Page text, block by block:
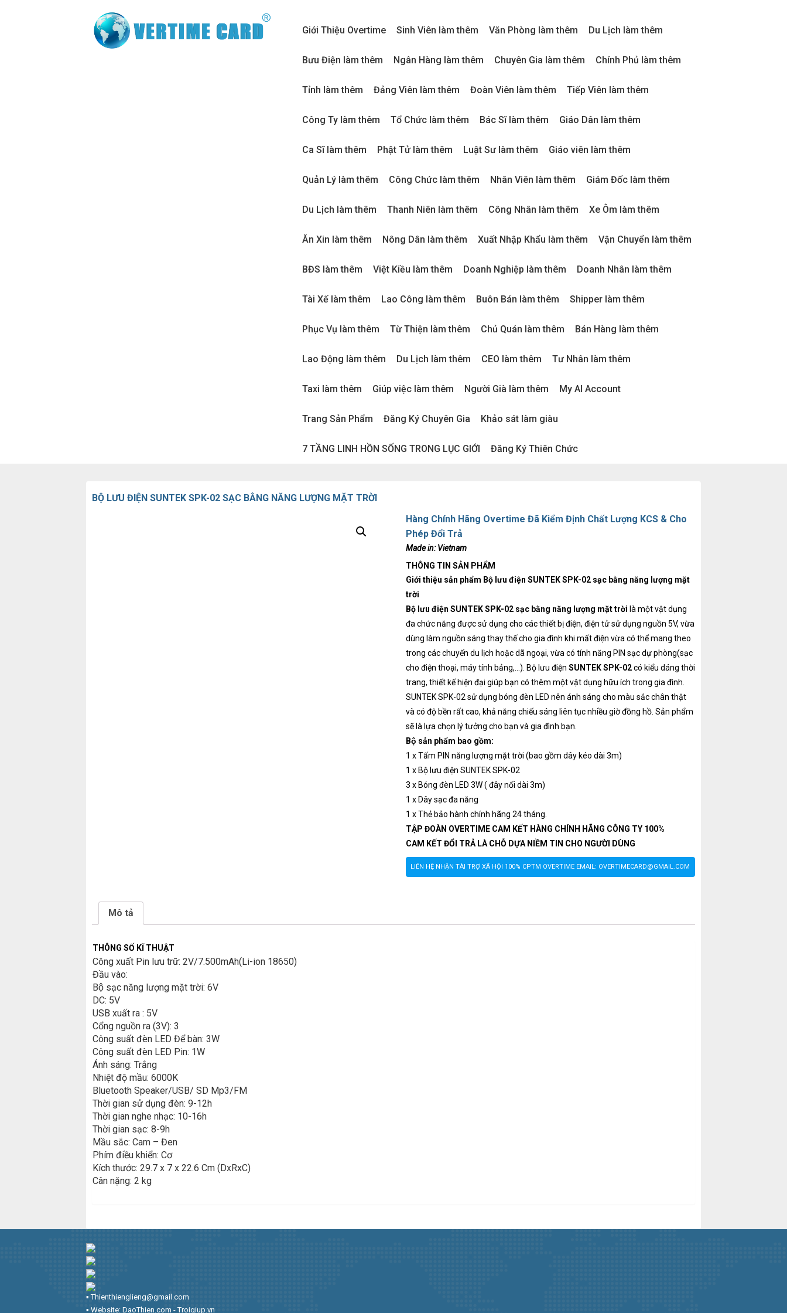
Giới Thiệu Overtime Sinh Viên làm thêm Văn Phòng làm thêm Du Lịch làm thêm
Bưu Điện làm thêm Ngân Hàng làm thêm Chuyên Gia làm thêm Chính Phủ làm thêm
Tỉnh làm thêm Đảng Viên làm thêm Đoàn Viên làm thêm Tiếp Viên làm thêm
Công Ty làm thêm Tổ Chức làm thêm Bác Sĩ làm thêm Giáo Dân làm thêm
Ca Sĩ làm thêm Phật Tử làm thêm Luật Sư làm thêm Giáo viên làm thêm
Quản Lý làm thêm Công Chức làm thêm Nhân Viên làm thêm Giám Đốc làm thêm
Du Lịch làm thêm Thanh Niên làm thêm Công Nhân làm thêm Xe Ôm làm thêm
Ăn Xin làm thêm Nông Dân làm thêm Xuất Nhập Khẩu làm thêm Vận Chuyển làm thêm
BĐS làm thêm Việt Kiều làm thêm Doanh Nghiệp làm thêm Doanh Nhân làm thêm
Tài Xế làm thêm Lao Công làm thêm Buôn Bán làm thêm Shipper làm thêm
Phục Vụ làm thêm Từ Thiện làm thêm Chủ Quán làm thêm Bán Hàng làm thêm
Lao Động làm thêm Du Lịch làm thêm CEO làm thêm Tư Nhân làm thêm
Taxi làm thêm Giúp việc làm thêm Người Già làm thêm My AI Account
Trang Sản Phẩm Đăng Ký Chuyên Gia Khảo sát làm giàu
7 TẦNG LINH HỒN SỐNG TRONG LỤC GIỚI Đăng Ký Thiên Chức
BỘ LƯU ĐIỆN SUNTEK SPK-02 SẠC BẰNG NĂNG LƯỢNG MẶT TRỜI
Hàng Chính Hãng Overtime Đã Kiểm Định Chất Lượng KCS & Cho
Phép Đổi Trả
Made in:Vietnam
THÔNG TIN SẢN PHẨM
Giới thiệu sản phẩm Bộ lưu điện SUNTEK SPK-02 sạc bằng năng lượng mặt
trời
Bộ lưu điện SUNTEK SPK-02 sạc bằng năng lượng mặt trời là một vật dụng
đa chức năng được sử dụng cho các thiết bị điện, điện tử sử dụng nguồn 5V, vừa
dùng làm nguồn sáng thay thế cho gia đình khi mất điện vừa có thể mang theo
trong các chuyến du lịch hoặc dã ngoại, vừa có tính năng PIN sạc dự phòng(sạc
cho điện thoại, máy tính bảng,…). Bộ lưu điện SUNTEK SPK-02có kiểu dáng thời
trang, thiết kế hiện đại giúp bạn có thêm một vật dụng hữu ích trong gia đình.
SUNTEK SPK-02 sử dụng bóng đèn LED nên ánh sáng cho màu sắc chân thật
và có độ bền rất cao, khả năng chiếu sáng liên tục nhiều giờ đồng hồ. Sản phẩm
sẽ là lựa chọn lý tưởng cho bạn và gia đình bạn.
Bộ sản phẩm bao gồm:
1 x Tấm PIN năng lượng mặt trời (bao gồm dây kéo dài 3m)
1 x Bộ lưu điện SUNTEK SPK-02
3 x Bóng đèn LED 3W ( đây nối dài 3m)
1 x Dây sạc đa năng
1 x Thẻ bảo hành chính hãng 24 tháng.
TẬP ĐOÀN OVERTIME CAM KẾT HÀNG CHÍNH HÃNG CÔNG TY 100%
CAM KẾT ĐỔI TRẢ LÀ CHỖ DỰA NIỀM TIN CHO NGƯỜI DÙNG
LIÊN HỆ NHẬN TÀI TRỢ XÃ HỘI 100% CPTM OVERTIME EMAIL: OVERTIMECARD@GMAIL.COM
Mô tả
THÔNG SỐ KĨ THUẬT
Công xuất Pin lưu trữ: 2V/7.500mAh(Li-ion 18650)
Đầu vào:
Bộ sạc năng lượng mặt trời: 6V
DC: 5V
USB xuất ra : 5V
Cổng nguồn ra (3V): 3
Công suất đèn LED Để bàn: 3W
Công suất đèn LED Pin: 1W
Ánh sáng: Trắng
Nhiệt độ mầu: 6000K
Bluetooth Speaker/USB/ SD Mp3/FM
Thời gian sử dụng đèn: 9-12h
Thời gian nghe nhạc: 10-16h
Thời gian sạc: 8-9h
Mầu sắc: Cam – Đen
Phím điều khiển: Cơ
Kích thước: 29.7 x 7 x 22.6 Cm (DxRxC)
Cân nặng: 2 kg
▪︎ Thienthienglieng@gmail.com
▪︎ Website: DaoThien.com - Troigiup.vn